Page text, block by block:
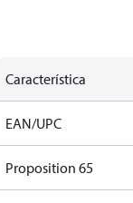
Característica
EAN/UPC
Proposition 65